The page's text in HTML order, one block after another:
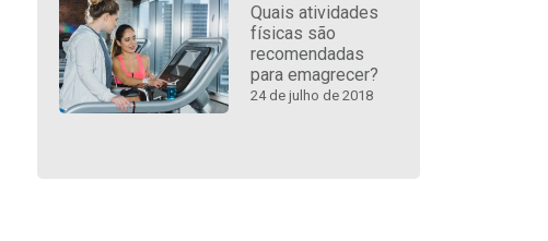
Quais atividades
físicas são
recomendadas
para emagrecer?
24 de julho de 2018